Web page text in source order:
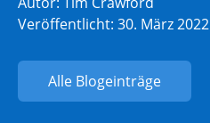
Veröffentlicht: 30. März 2022
Alle Blogeinträge